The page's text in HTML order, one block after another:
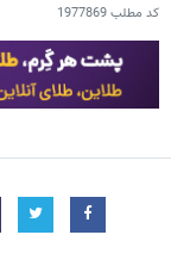
کد مطلب1977869